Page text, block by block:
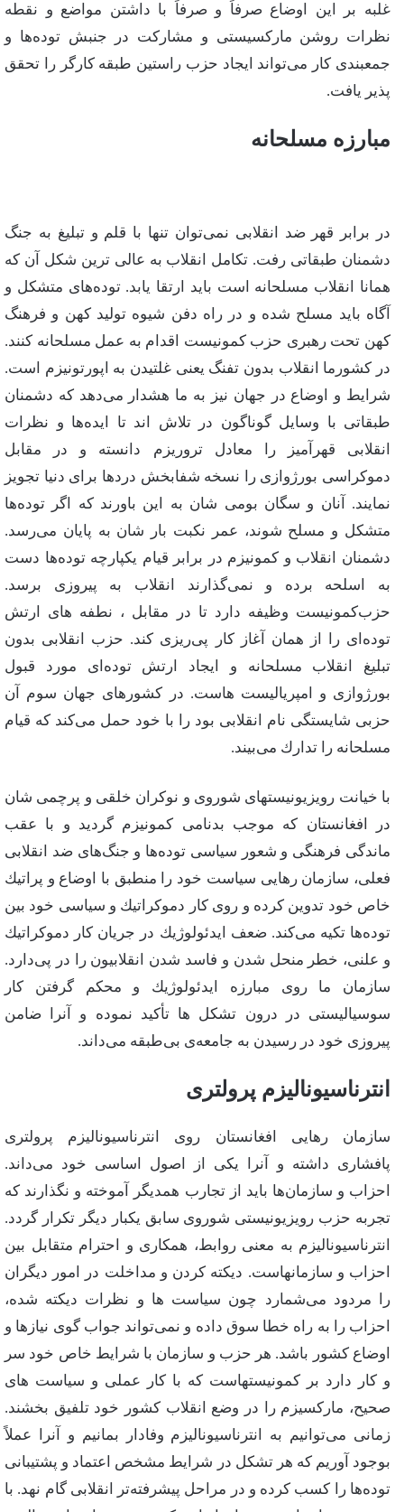
غلبه‌ بر این‌ اوضاع‌ صرفاً و صرفاً با داشتن‌ مواضع‌ و نقطه‌
نظرات‌ روشن‌ ماركسیستی‌ و مشاركت‌ در جنبش‌ توده‌ها و
جمعبندی‌ كار می‌تواند ایجاد حزب‌ راستین‌ طبقه‌ كارگر را تحقق‌
پذیر یافت‌.
مبارزه‌ مسلحانه
در برابر قهر ضد انقلابی‌ نمی‌توان‌ تنها با قلم‌ و تبلیغ‌ به‌ جنگ‌
دشمنان‌ طبقاتی رفت‌. تكامل‌ انقلاب‌ به‌ عالی‌ ترین‌ شكل‌ آن‌ كه‌
همانا انقلاب‌ مسلحانه‌ است‌ باید ارتقا یابد. توده‌های‌ متشكل‌ و
آگاه‌ باید مسلح‌ شده‌ و در راه‌ دفن‌ شیوه‌ تولید كهن‌ و فرهنگ‌
كهن‌ تحت‌ رهبری‌ حزب‌ كمونیست‌ اقدام‌ به‌ عمل‌ مسلحانه‌ كنند.
در كشورما انقلاب‌ بدون‌ تفنگ‌ یعنی‌ غلتیدن‌ به‌ اپورتونیزم‌ است‌.
شرایط‌ و اوضاع‌ در جهان‌ نیز به‌ ما هشدار می‌دهد كه‌ دشمنان‌
طبقاتی‌ با وسایل‌ گوناگون‌ در تلاش‌ اند تا ایده‌ها و نظرات‌
انقلابی‌ قهرآمیز را معادل‌ تروریزم‌ دانسته‌ و در مقابل‌
دموكراسی‌ بورژوازی‌ را نسخه‌ شفابخش‌ دردها برای‌ دنیا تجویز
نمایند. آنان‌ و سگان‌ بومی‌ شان‌ به‌ این‌ باورند كه‌ اگر توده‌ها
متشكل‌ و مسلح‌ شوند، عمر نكبت‌ بار شان‌ به‌ پایان‌ می‌رسد.
دشمنان‌ انقلاب‌ و كمونیزم‌ در برابر قیام‌ یكپارچه‌ توده‌ها دست‌
به‌ اسلحه‌ برده‌ و نمی‌گذارند انقلاب‌ به‌ پیروزی‌ برسد.
حزب‌كمونیست‌ وظیفه‌ دارد تا در مقابل‌ ، نطفه‌ های‌ ارتش‌
توده‌ای‌ را از همان‌ آغاز كار پی‌ریزی‌ كند. حزب‌ انقلابی‌ بدون‌
تبلیغ‌ انقلاب‌ مسلحانه‌ و ایجاد ارتش‌ توده‌ای‌ مورد قبول‌
بورژوازی‌ و امپریالیست‌ هاست‌. در كشورهای‌ جهان‌ سوم‌ آن‌
حزبی‌ شایستگی‌ نام‌ انقلابی‌ بود را با خود حمل‌ می‌كند كه‌ قیام‌
مسلحانه‌ را تدارك‌ می‌بیند.
با خیانت‌ رویزیونیستهای‌ شوروی‌ و نوكران‌ خلقی‌ و پرچمی‌ شان‌
در افغانستان‌ كه‌ موجب‌ بدنامی‌ كمونیزم‌ گردید و با عقب‌
ماندگی‌ فرهنگی‌ و شعور سیاسی‌ توده‌ها و جنگ‌های‌ ضد انقلابی‌
فعلی‌، سازمان‌ رهایی‌ سیاست‌ خود را منطبق‌ با اوضاع‌ و پراتیك‌
خاص‌ خود تدوین‌ كرده‌ و روی‌ كار دموكراتیك‌ و سیاسی‌ خود بین‌
توده‌ها تكیه‌ می‌كند. ضعف‌ ایدئولوژیك‌ در جریان‌ كار دموكراتیك‌
و علنی‌، خطر منحل‌ شدن‌ و فاسد شدن‌ انقلابیون‌ را در پی‌دارد.
سازمان‌ ما روی‌ مبارزه‌ ایدئولوژیك‌ و محكم‌ گرفتن‌ كار
سوسیالیستی‌ در درون‌ تشكل‌ ها تأكید نموده‌ و آنرا ضامن‌
پیروزی‌ خود در رسیدن‌ به‌ جامعه‌ی‌ بی‌طبقه‌ می‌داند.
انترناسیونالیزم‌ پرولتری‌
سازمان‌ رهایی‌ افغانستان‌ روی‌ انترناسیونالیزم‌ پرولتری‌
پافشاری‌ داشته‌ و آنرا یكی‌ از اصول‌ اساسی‌ خود می‌داند.
احزاب‌ و سازمان‌‌ها باید از تجارب‌ همدیگر آموخته‌ و نگذارند كه‌
تجربه‌ حزب‌ رویزیونیستی‌ شوروی‌ سابق‌ یكبار دیگر تكرار گردد.
انترناسیونالیزم‌ به‌ معنی‌ روابط‌، همكاری‌ و احترام‌ متقابل‌ بین‌
احزاب‌ و سازمانهاست‌. دیكته‌ كردن‌ و مداخلت‌ در امور دیگران‌
را مردود می‌شمارد چون‌ سیاست‌ ها و نظرات‌ دیكته‌ شده‌،
احزاب‌ را به‌ راه‌ خطا سوق‌ داده‌ و نمی‌تواند جواب‌ گوی‌ نیازها و
اوضاع‌ كشور باشد. هر حزب‌ و سازمان‌ با شرایط‌ خاص‌ خود سر
و كار دارد بر كمونیستهاست‌ كه‌ با كار عملی‌ و سیاست‌ های‌
صحیح‌، ماركسیزم‌ را در وضع‌ انقلاب‌ كشور خود تلفیق‌ بخشند.
زمانی‌ می‌توانیم‌ به‌ انترناسیونالیزم‌ وفادار بمانیم‌ و آنرا عملاً
بوجود آوریم‌ كه‌ هر تشكل‌ در شرایط‌ مشخص‌ اعتماد و پشتیبانی‌
توده‌ها را كسب‌ كرده‌ و در مراحل‌ پیشرفته‌تر انقلابی‌ گام‌ نهد. با